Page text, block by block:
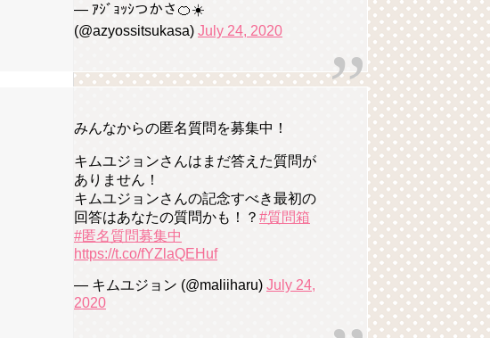
— ｱｼﾞｮｯｼつかさ🍊☀️
(@azyossitsukasa) July 24, 2020
みんなからの匿名質問を募集中！
キムユジョンさんはまだ答えた質問が
ありません！
キムユジョンさんの記念すべき最初の
回答はあなたの質問かも！？ #質問箱
#匿名質問募集中
https://t.co/fYZlaQEHuf
— キムユジョン (@maliiharu) July 24,
2020